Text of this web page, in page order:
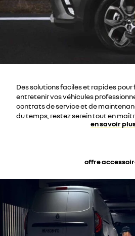
Des solutions faciles et rapides
entretenir vos véhicules
contrats de service et de
du temps, restez serein tout en
en savoir
offre